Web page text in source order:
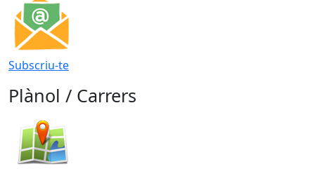
Subscriu-te
Plànol / Carrers